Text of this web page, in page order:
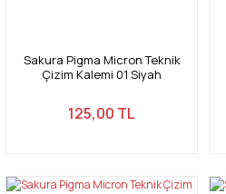
Sakura Pigma Micron Teknik
Çizim Kalemi 01 Siyah
125,00 TL